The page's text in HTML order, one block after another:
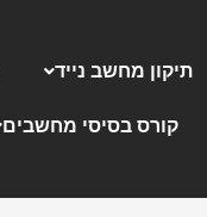
תיקון מחשב נייד
קורס בסיסי מחשבים